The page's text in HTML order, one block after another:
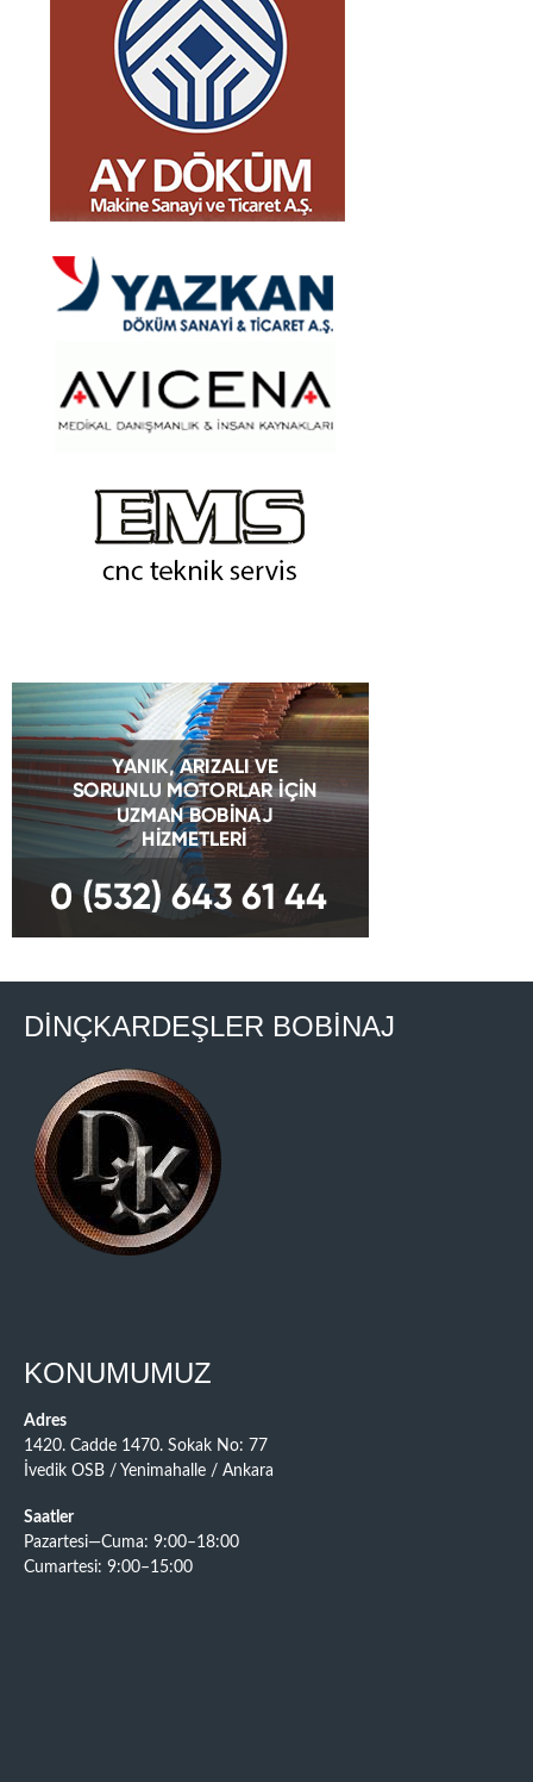
DİNÇKARDEŞLER BOBİNAJ
KONUMUMUZ
Adres
1420. Cadde 1470. Sokak No: 77
İvedik OSB / Yenimahalle / Ankara
Saatler
Pazartesi—Cuma: 9:00–18:00
Cumartesi: 9:00–15:00